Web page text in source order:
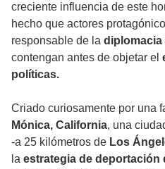
creciente influencia de este
hecho que actores
responsable de la
contengan antes de objetar el
políticas.
Criado curiosamente por una
Mónica, California, una
-a 25 kilómetros de Los
la estrategia de deportación